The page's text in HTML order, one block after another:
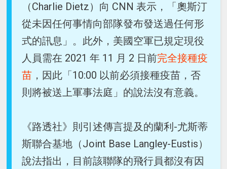
（Charlie Dietz）向 CNN 表示，「奧斯汀
從未因任何事情向部隊發布發送過任何形
式的訊息」。此外，美國空軍已規定現役
人員需在 2021 年 11 月 2 日前完全接種疫
苗 ，因此「10:00 以前必須接種疫苗，否
則將被送上軍事法庭」的說法沒有意義。
《路透社》則引述傳言提及的蘭利-尤斯蒂
斯聯合基地（Joint Base Langley-Eustis）
說法指出，目前該聯隊的飛行員都沒有因